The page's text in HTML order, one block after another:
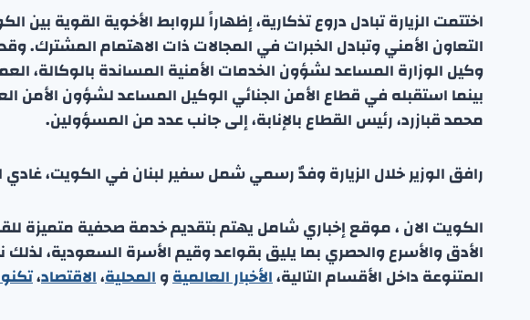
اختتمت الزيارة تبادل دروع تذكارية، إظهاراً للروابط الأخوية القوية بين
التعاون الأمني وتبادل الخبرات في المجالات ذات الاهتمام المشترك.
وكيل الوزارة المساعد لشؤون الخدمات الأمنية المساندة بالوكالة،
بينما استقبله في قطاع الأمن الجنائي الوكيل المساعد لشؤون الأمن
محمد قبازرد، رئيس القطاع بالإنابة، إلى جانب عدد من المسؤولين.
رافق الوزير خلال الزيارة وفدٌ رسمي شمل سفير لبنان في الكويت، غادي
الكويت الان ، موقع إخباري شامل يهتم بتقديم خدمة صحفية متميزة
الأدق والأسرع والحصري بما يليق بقواعد وقيم الأسرة السعودية،
المتنوعة داخل الأقسام التالية،الأخبار العالميةوالمحلية،الاقتصاد،